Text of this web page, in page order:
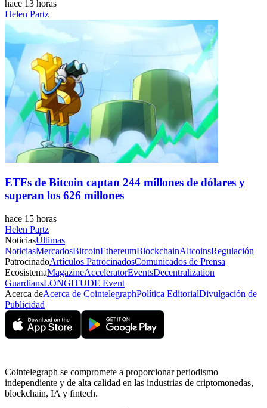
hace 13 horas
Helen Partz
ETFs de Bitcoin captan 244 millones de dólares y
superan los 626 millones
hace 15 horas
Helen Partz
NoticiasÚltimas
NoticiasMercadosBitcoinEthereumBlockchainAltcoinsRegulación
PatrocinadoArtículos PatrocinadosComunicados de Prensa
EcosistemaMagazineAcceleratorEventsDecentralization
GuardiansLONGITUDE Event
Acerca deAcerca de CointelegraphPolítica EditorialDivulgación de
Publicidad
Cointelegraph se compromete a proporcionar periodismo
independiente y de alta calidad en las industrias de criptomonedas,
blockchain, IA y fintech.